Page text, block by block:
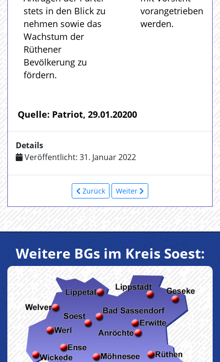
stets in den Blick zu
nehmen sowie das
Wachstum der
Rüthener
Bevölkerung zu
fördern.
vorangetrieben
werden.
Quelle: Patriot, 29.01.20200
Details
Veröffentlicht: 31. Januar 2022
Zurück Weiter
Weitere BGs im Kreis Soest: